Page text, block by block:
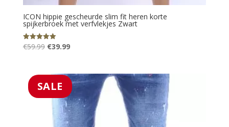
ICON hippie gescheurde slim fit heren korte
spijkerbroek met verfvlekjes Zwart
Gewaardeerd
5.00
€59.99 Oorspronkelijke
€59.99.
€39.99Huidige
€39.99.
SALE